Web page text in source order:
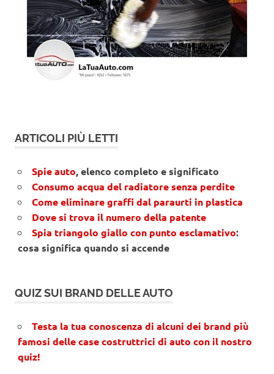
ARTICOLI PIÙ LETTI
Spie auto, elenco completo e significato
Consumo acqua del radiatore senza perdite
Come eliminare graffi dal paraurti in plastica
Dove si trova il numero della patente
Spia triangolo giallo con punto esclamativo:
cosa significa quando si accende
QUIZ SUI BRAND DELLE AUTO
Testa la tua conoscenza di alcuni dei brand più
famosi delle case costruttrici di auto con il nostro
quiz!